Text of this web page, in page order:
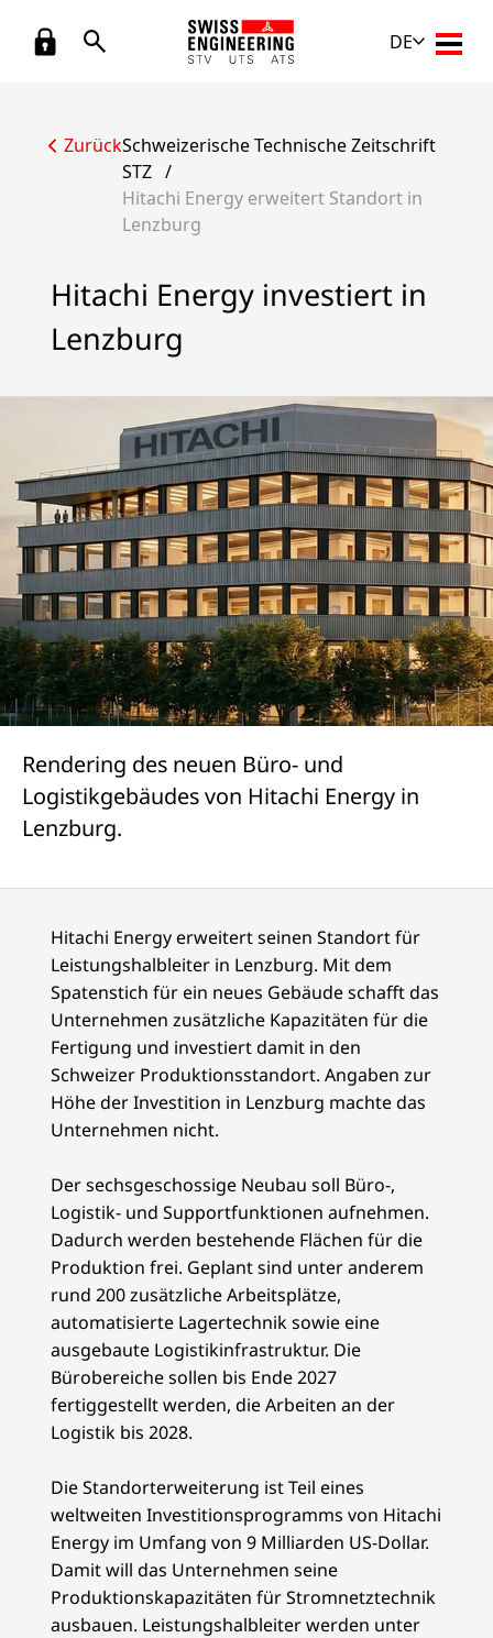
DE
ZurückSchweizerische Technische Zeitschrift
STZ /
Hitachi Energy erweitert Standort in
Lenzburg
Hitachi Energy investiert in
Lenzburg
Rendering des neuen Büro- und
Logistikgebäudes von Hitachi Energy in
Lenzburg.
Hitachi Energy erweitert seinen Standort für
Leistungshalbleiter in Lenzburg. Mit dem
Spatenstich für ein neues Gebäude schafft das
Unternehmen zusätzliche Kapazitäten für die
Fertigung und investiert damit in den
Schweizer Produktionsstandort. Angaben zur
Höhe der Investition in Lenzburg machte das
Unternehmen nicht.
Der sechsgeschossige Neubau soll Büro-,
Logistik- und Supportfunktionen aufnehmen.
Dadurch werden bestehende Flächen für die
Produktion frei. Geplant sind unter anderem
rund 200 zusätzliche Arbeitsplätze,
automatisierte Lagertechnik sowie eine
ausgebaute Logistikinfrastruktur. Die
Bürobereiche sollen bis Ende 2027
fertiggestellt werden, die Arbeiten an der
Logistik bis 2028.
Die Standorterweiterung ist Teil eines
weltweiten Investitionsprogramms von Hitachi
Energy im Umfang von 9 Milliarden US-Dollar.
Damit will das Unternehmen seine
Produktionskapazitäten für Stromnetztechnik
ausbauen. Leistungshalbleiter werden unter